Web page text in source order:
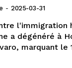
- 2025-03-31
l'immigration
a dégénéré à
marquant le